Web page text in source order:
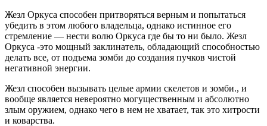
Жезл Оркуса способен притворяться верным и попытаться
убедить в этом любого владельца, однако истинное его
стремление — нести волю Оркуса где бы то ни было. Жезл
Оркуса -это мощный заклинатель, обладающий способностью
делать все, от подъема зомби до создания пучков чистой
негативной энергии.
Жезл способен вызывать целые армии скелетов и зомби., и
вообще является невероятно могущественным и абсолютно
злым оружием, однако чего в нем не хватает, так это хитрости
и коварства.